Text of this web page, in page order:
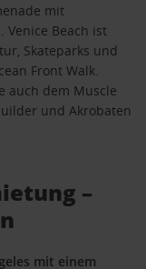
mit
Venice Beach ist
Skateparks und
Front Walk.
auch dem Muscle
und Akrobaten
–
mit einem